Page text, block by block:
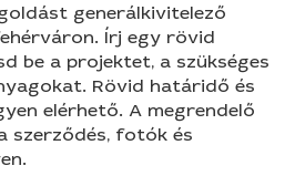
generálkivitelező
Írj egy rövid
be a projektet, a szükséges
Rövid határidő és
elérhető. A megrendelő
szerződés, fotók és